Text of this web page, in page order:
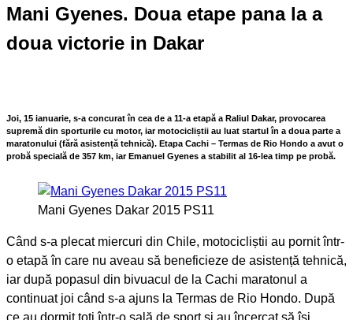
Mani Gyenes. Doua etape pana la a
doua victorie in Dakar
Joi, 15 ianuarie, s-a concurat în cea de a 11-a etapă a Raliul Dakar, provocarea
supremă din sporturile cu motor, iar motocicliștii au luat startul în a doua parte a
maratonului (fără asistență tehnică). Etapa Cachi – Termas de Rio Hondo a avut o
probă specială de 357 km, iar Emanuel Gyenes a stabilit al 16-lea timp pe probă.
Mani Gyenes Dakar 2015 PS11
Când s-a plecat miercuri din Chile, motocicliștii au pornit într-
o etapă în care nu aveau să beneficieze de asistență tehnică,
iar după popasul din bivuacul de la Cachi maratonul a
continuat joi când s-a ajuns la Termas de Rio Hondo. După
ce au dormit toți într-o sală de sport și au încercat să își